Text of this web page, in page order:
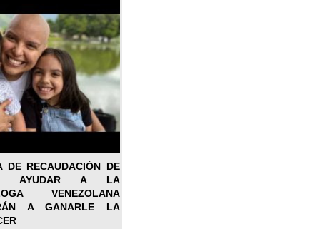
DE RECAUDACIÓN DE
AYUDAR A LA
VENEZOLANA
A GANARLE LA